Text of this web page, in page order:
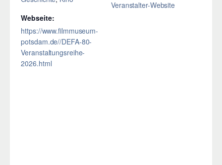
Webseite:
https://www.filmmuseum-
potsdam.de//DEFA-80-
Veranstaltungsreihe-
2026.html
Veranstalter-Website